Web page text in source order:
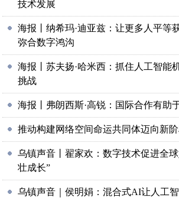
技术发展
海报丨纳希玛·迪亚兹：让更多人平等
弥合数字鸿沟
海报丨苏夫扬·哈米西：抓住人工智能
挑战
海报丨弗朗西斯·高锐：国际合作有助
推动构建网络空间命运共同体迈向新
乌镇声音丨翟家欢：数字技术促进全
壮成长”
乌镇声音｜侯明娟：混合式AI让人工